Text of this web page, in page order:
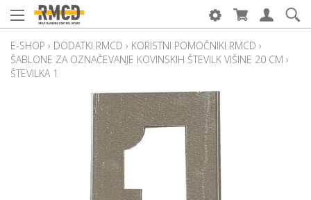
E-SHOP › DODATKI RMCD › KORISTNI POMOČNIKI RMCD ›
ŠABLONE ZA OZNAČEVANJE KOVINSKIH ŠTEVILK VIŠINE 20 CM ›
ŠTEVILKA 1